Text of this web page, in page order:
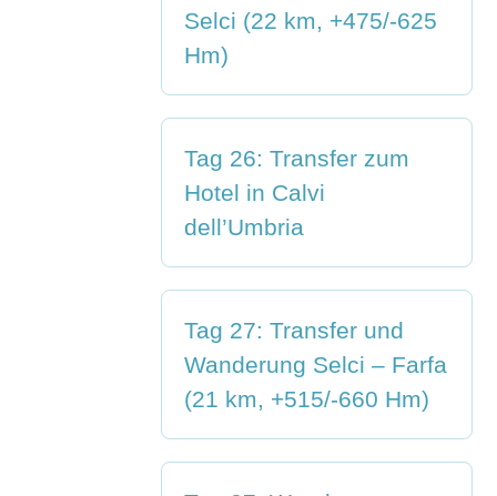
Selci (22 km, +475/-625
Hm)
Tag 26: Transfer zum
Hotel in Calvi
dell’Umbria
Tag 27: Transfer und
Wanderung Selci – Farfa
(21 km, +515/-660 Hm)